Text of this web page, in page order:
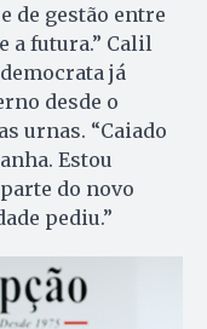
de gestão entre
a futura.” Calil
já
desde o
urnas. “Caiado
Estou
do novo
pe­diu.”